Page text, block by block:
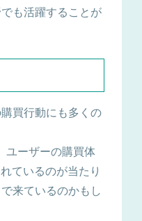
も活躍することが
買行動にも多くの
ユーザーの購買体
ているのが当たり
来ているのかもし